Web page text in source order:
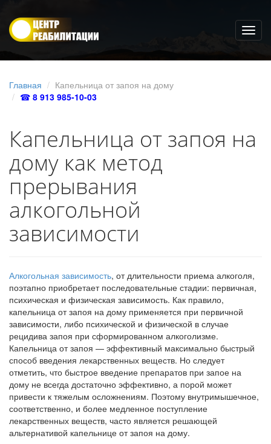
Главная
Капельница от запоя на дому
☎ 8 913 985-10-03
Капельница от запоя на
дому как метод
прерывания
алкогольной
зависимости
Алкогольная зависимость, от длительности приема алкоголя,
поэтапно приобретает последовательные стадии: первичная,
психическая и физическая зависимость. Как правило,
капельница от запоя на дому применяется при первичной
зависимости, либо психической и физической в случае
рецидива запоя при сформированном алкоголизме.
Капельница от запоя — эффективный максимально быстрый
способ введения лекарственных веществ. Но следует
отметить, что быстрое введение препаратов при запое на
дому не всегда достаточно эффективно, а порой может
привести к тяжелым осложнениям. Поэтому внутримышечное,
соответственно, и более медленное поступление
лекарственных веществ, часто является решающей
альтернативой капельнице от запоя на дому.